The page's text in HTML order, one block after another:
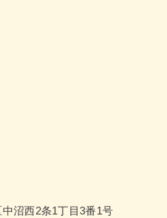
沼西2条1丁目3番1号